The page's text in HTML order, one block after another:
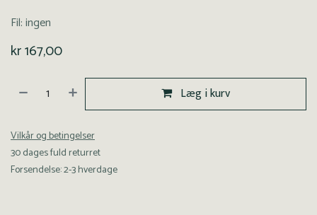
Fil: ingen
kr167,00
Læg i kurv
Vilkår og betingelser
30 dages fuld returret
Forsendelse: 2-3 hverdage